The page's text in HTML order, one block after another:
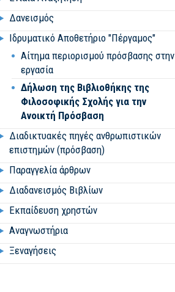
Δανεισμός
Ιδρυματικό Αποθετήριο "Πέργαμος"
Αίτημα περιορισμού πρόσβασης στην
εργασία
Δήλωση της Βιβλιοθήκης της
Φιλοσοφικής Σχολής για την
Ανοικτή Πρόσβαση
Διαδικτυακές πηγές ανθρωπιστικών
επιστημών (πρόσβαση)
Παραγγελία άρθρων
Διαδανεισμός Βιβλίων
Εκπαίδευση χρηστών
Αναγνωστήρια
Ξεναγήσεις